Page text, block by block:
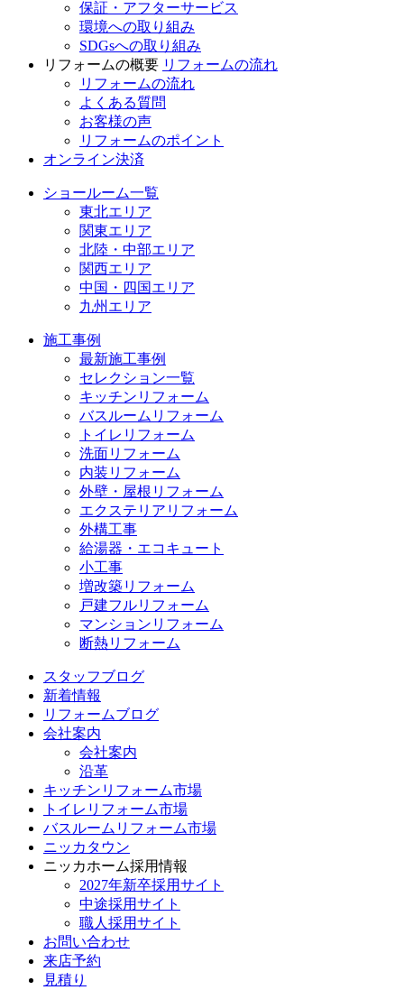
保証・アフターサービス
環境への取り組み
SDGsへの取り組み
リフォームの概要 リフォームの流れ
リフォームの流れ
よくある質問
お客様の声
リフォームのポイント
オンライン決済
ショールーム一覧
東北エリア
関東エリア
北陸・中部エリア
関西エリア
中国・四国エリア
九州エリア
施工事例
最新施工事例
セレクション一覧
キッチンリフォーム
バスルームリフォーム
トイレリフォーム
洗面リフォーム
内装リフォーム
外壁・屋根リフォーム
エクステリアリフォーム
外構工事
給湯器・エコキュート
小工事
増改築リフォーム
戸建フルリフォーム
マンションリフォーム
断熱リフォーム
スタッフブログ
新着情報
リフォームブログ
会社案内
会社案内
沿革
キッチンリフォーム市場
トイレリフォーム市場
バスルームリフォーム市場
ニッカタウン
ニッカホーム採用情報
2027年新卒採用サイト
中途採用サイト
職人採用サイト
お問い合わせ
来店予約
見積り